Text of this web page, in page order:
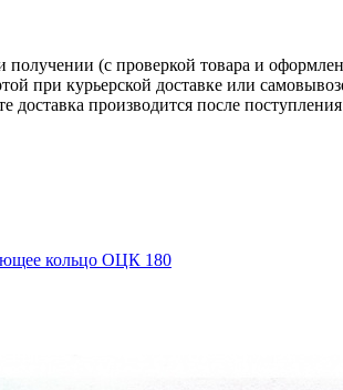
(с проверкой товара и
при курьерской доставке или
доставка производится после поступления
кольцо ОЦК 180